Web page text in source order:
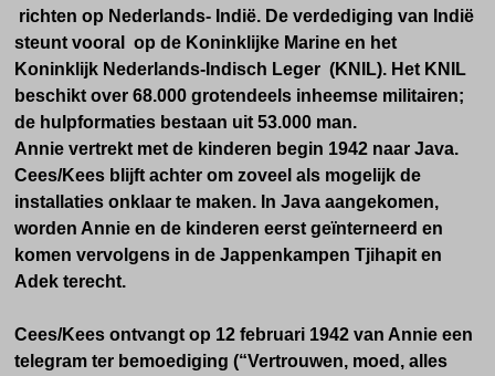
richten op Nederlands- Indië. De verdediging van Indië
steunt vooral op de Koninklijke Marine en het
Koninklijk Nederlands-Indisch Leger (KNIL). Het KNIL
beschikt over 68.000 grotendeels inheemse militairen;
de hulpformaties bestaan uit 53.000 man.
Annie vertrekt met de kinderen begin 1942 naar Java.
Cees/Kees blijft achter om zoveel als mogelijk de
installaties onklaar te maken. In Java aangekomen,
worden Annie en de kinderen eerst geïnterneerd en
komen vervolgens in de Jappenkampen Tjihapit en
Adek terecht.
Cees/Kees ontvangt op 12 februari 1942 van Annie een
telegram ter bemoediging (“Vertrouwen, moed, alles